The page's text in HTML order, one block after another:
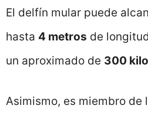
El delfín mular puede
hasta 4 metros de
un aproximado de 300
Asimismo, es miembro de